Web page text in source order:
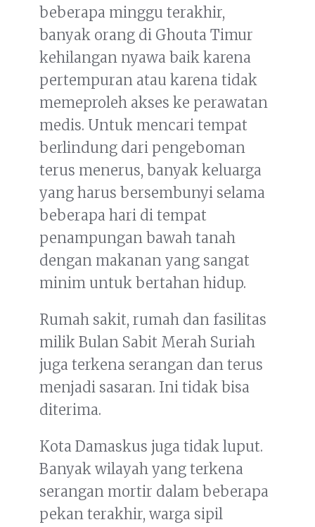
beberapa minggu terakhir,
banyak orang di Ghouta Timur
kehilangan nyawa baik karena
pertempuran atau karena tidak
memeproleh akses ke perawatan
medis. Untuk mencari tempat
berlindung dari pengeboman
terus menerus, banyak keluarga
yang harus bersembunyi selama
beberapa hari di tempat
penampungan bawah tanah
dengan makanan yang sangat
minim untuk bertahan hidup.
Rumah sakit, rumah dan fasilitas
milik Bulan Sabit Merah Suriah
juga terkena serangan dan terus
menjadi sasaran. Ini tidak bisa
diterima.
Kota Damaskus juga tidak luput.
Banyak wilayah yang terkena
serangan mortir dalam beberapa
pekan terakhir, warga sipil